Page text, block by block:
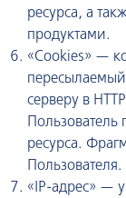
ресурса, а
продуктами.
«Cookies» —
серверу в
Пользователь
ресурса.
Пользователя.
«IP-адрес» —